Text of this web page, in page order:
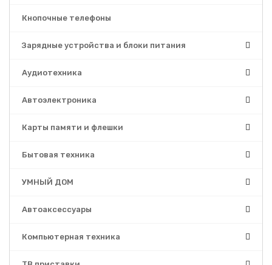
Кнопочные телефоны
Зарядные устройства и блоки питания
Аудиотехника
Автоэлектроника
Карты памяти и флешки
Бытовая техника
УМНЫЙ ДОМ
Автоаксессуары
Компьютерная техника